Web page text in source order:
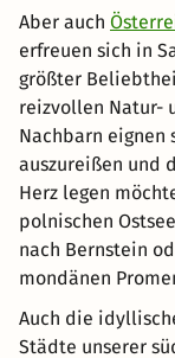
Aber auch
erfreuen sich in
größter
reizvollen Natur-
Nachbarn eignen
auszureißen und
Herz legen
polnischen
nach Bernstein
mondänen
Auch die
Städte unserer